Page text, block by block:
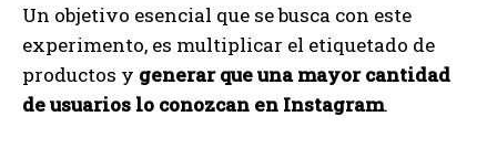
Un objetivo esencial que se busca con este
experimento, es multiplicar el etiquetado de
productos y generar que una mayor cantidad
de usuarios lo conozcan en Instagram.